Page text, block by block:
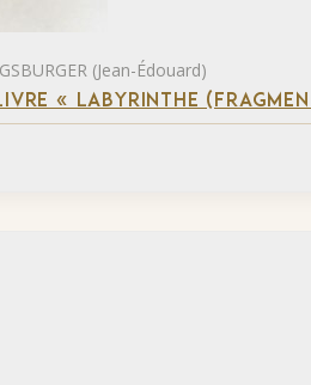
(Jean-Édouard)
« LABYRINTHE